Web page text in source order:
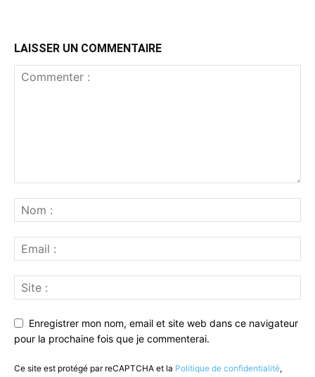
LAISSER UN COMMENTAIRE
Enregistrer mon nom, email et site web dans ce navigateur
pour la prochaine fois que je commenterai.
Ce site est protégé par reCAPTCHA et la Politique de confidentialité,